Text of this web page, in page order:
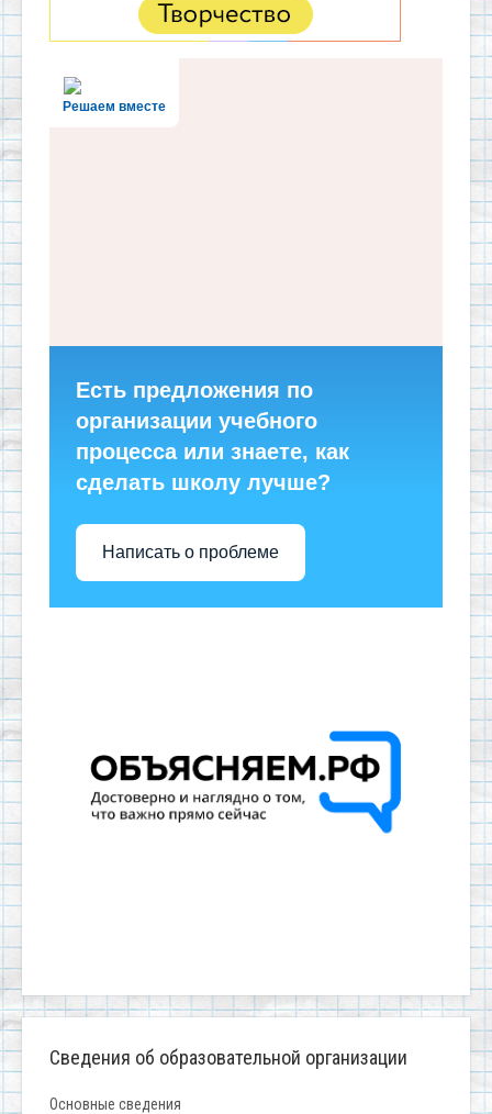
Решаем вместе
Есть предложения по
организации учебного
процесса или знаете, как
сделать школу лучше?
Написать о проблеме
Сведения об образовательной организации
Основные сведения